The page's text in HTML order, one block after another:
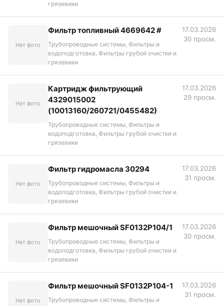
грязевики
Нет фото
Фильтр топливный 4669642 #
Трубопроводные системы, Фильтры и
водоподготовка, Фильтры грубой очистки и
грязевики
17.03.2026
30 просм.
Нет фото
Картридж фильтрующий
4329015002
(10013160/260721/0455482)
Трубопроводные системы, Фильтры и
водоподготовка, Фильтры грубой очистки и
грязевики
17.03.2026
29 просм.
Нет фото
Фильтр гидромасла 30294
Трубопроводные системы, Фильтры и
водоподготовка, Фильтры грубой очистки и
грязевики
17.03.2026
31 просм.
Нет фото
Фильтр мешочный SF0132P104/1
Трубопроводные системы, Фильтры и
водоподготовка, Фильтры грубой очистки и
грязевики
17.03.2026
30 просм.
Нет фото
Фильтр мешочный SF0132P104-1
Трубопроводные системы, Фильтры и
17.03.2026
31 просм.